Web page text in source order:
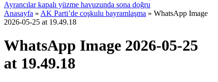
Ayrancılar kapalı yüzme havuzunda sona doğru
Anasayfa » AK Parti’de coşkulu bayramlaşma » WhatsApp Image
2026-05-25 at 19.49.18
WhatsApp Image 2026-05-25
at 19.49.18